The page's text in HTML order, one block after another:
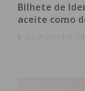
Bilhete de
aceite como
6 DE AGOSTO